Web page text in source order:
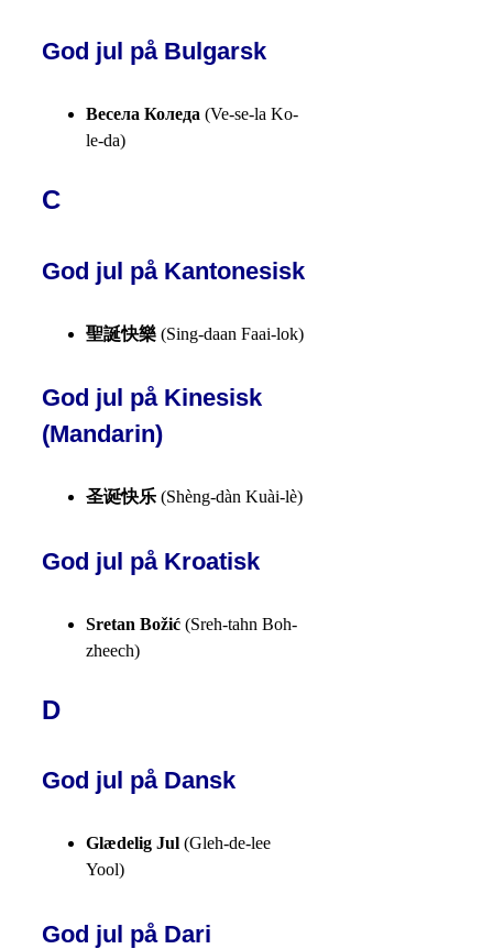
God jul på Bulgarsk
Весела Коледа (Ve-se-la Ko-
le-da)
C
God jul på Kantonesisk
聖誕快樂 (Sing-daan Faai-lok)
God jul på Kinesisk
(Mandarin)
圣诞快乐 (Shèng-dàn Kuài-lè)
God jul på Kroatisk
Sretan Božić (Sreh-tahn Boh-
zheech)
D
God jul på Dansk
Glædelig Jul (Gleh-de-lee
Yool)
God jul på Dari